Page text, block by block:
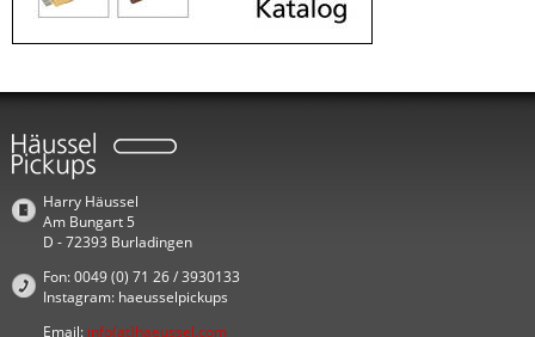
Harry Häussel
Am Bungart 5
D - 72393 Burladingen
Fon: 0049 (0) 71 26 / 3930133
Instagram: haeusselpickups
Email: info(at)haeussel.com